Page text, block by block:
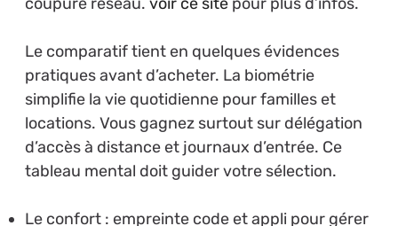
Le comparatif tient en quelques évidences
pratiques avant d’acheter. La biométrie
simplifie la vie quotidienne pour familles et
locations. Vous gagnez surtout sur délégation
d’accès à distance et journaux d’entrée. Ce
tableau mental doit guider votre sélection.
Le confort : empreinte code et appli pour gérer